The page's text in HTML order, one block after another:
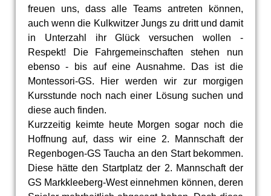
freuen uns, dass alle Teams antreten können,
auch wenn die Kulkwitzer Jungs zu dritt und damit
in Unterzahl ihr Glück versuchen wollen -
Respekt! Die Fahrgemeinschaften stehen nun
ebenso - bis auf eine Ausnahme. Das ist die
Montessori-GS. Hier werden wir zur morgigen
Kursstunde noch nach einer Lösung suchen und
diese auch finden.
Kurzzeitig keimte heute Morgen sogar noch die
Hoffnung auf, dass wir eine 2. Mannschaft der
Regenbogen-GS Taucha an den Start bekommen.
Diese hätte den Startplatz der 2. Mannschaft der
GS Markkleeberg-West einnehmen können, deren